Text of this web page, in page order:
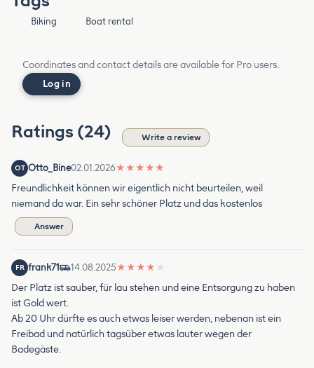
Biking Boat rental
Coordinates and contact details are available for Pro users.
Log in
Ratings (24) Write a review
OT Otto_Bine02.01.2026★ ★ ★ ★ ★
Freundlichkeit können wir eigentlich nicht beurteilen, weil
niemand da war. Ein sehr schöner Platz und das kostenlos
Answer
FR frank71 14.08.2025★ ★ ★ ★ ★
Der Platz ist sauber, für lau stehen und eine Entsorgung zu haben
ist Gold wert.
Ab 20 Uhr dürfte es auch etwas leiser werden, nebenan ist ein
Freibad und natürlich tagsüber etwas lauter wegen der
Badegäste.